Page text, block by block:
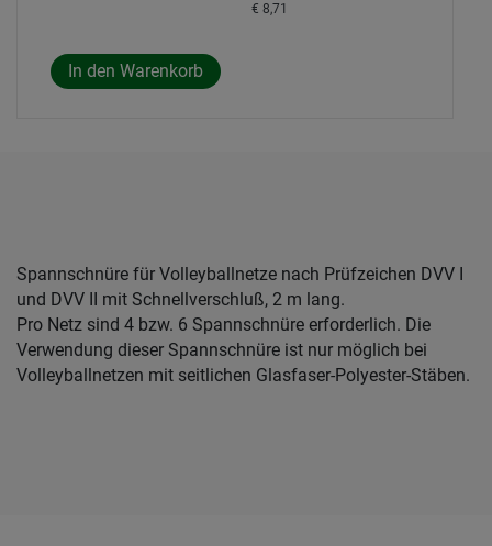
€ 8,71
Spannschnüre für Volleyballnetze nach Prüfzeichen DVV I
und DVV II mit Schnellverschluß, 2 m lang.
Pro Netz sind 4 bzw. 6 Spannschnüre erforderlich. Die
Verwendung dieser Spannschnüre ist nur möglich bei
Volleyballnetzen mit seitlichen Glasfaser-Polyester-Stäben.